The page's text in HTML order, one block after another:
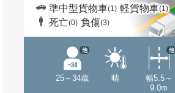
準中型貨物車(1) 軽貨物車(1)
死亡(0) 負傷(3)
25～34歳
他
晴
幅5.5～
9.0m
他